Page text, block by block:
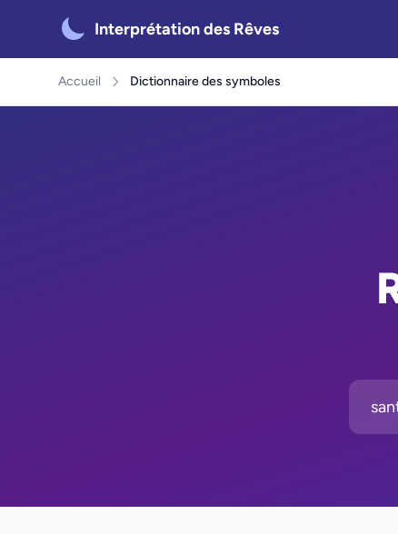
Interprétation des Rêves
Accueil Dictionnaire des symboles